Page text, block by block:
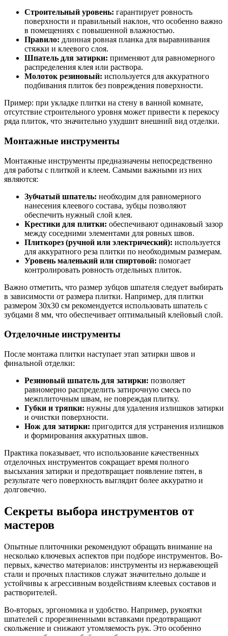
Строительный уровень: гарантирует ровность
поверхности и правильный наклон, что особенно важно
в помещениях с повышенной влажностью.
Правило: длинная ровная планка для выравнивания
стяжки и клеевого слоя.
Шпатель для затирки: применяют для равномерного
распределения клея или раствора.
Молоток резиновый: используется для аккуратного
подбивания плиток без повреждения поверхности.
Пример: при укладке плитки на стену в ванной комнате,
отсутствие строительного уровня может привести к перекосу
ряда плиток, что значительно ухудшит внешний вид отделки.
Монтажные инструменты
Монтажные инструменты предназначены непосредственно
для работы с плиткой и клеем. Самыми важными из них
являются:
Зубчатый шпатель: необходим для равномерного
нанесения клеевого состава, зубцы позволяют
обеспечить нужный слой клея.
Крестики для плитки: обеспечивают одинаковый зазор
между соседними элементами для ровных швов.
Плиткорез (ручной или электрический): используется
для аккуратного реза плитки по необходимым размерам.
Уровень маленький или спиртовой: помогает
контролировать ровность отдельных плиток.
Важно отметить, что размер зубцов шпателя следует выбирать
в зависимости от размера плитки. Например, для плитки
размером 30х30 см рекомендуется использовать шпатель с
зубцами 8 мм, что обеспечивает оптимальный клейовый слой.
Отделочные инструменты
После монтажа плитки наступает этап затирки швов и
финальной отделки:
Резиновый шпатель для затирки: позволяет
равномерно распределить затирочную смесь по
межплиточным швам, не повреждая плитку.
Губки и тряпки: нужны для удаления излишков затирки
и очистки поверхности.
Нож для затирки: пригодится для устранения излишков
и формирования аккуратных швов.
Практика показывает, что использование качественных
отделочных инструментов сокращает время полного
высыхания затирки и предотвращает появление пятен, в
результате чего поверхность выглядит более аккуратно и
долговечно.
Секреты выбора инструментов от
мастеров
Опытные плиточники рекомендуют обращать внимание на
несколько ключевых аспектов при подборе инструментов. Во-
первых, качество материалов: инструменты из нержавеющей
стали и прочных пластиков служат значительно дольше и
устойчивы к агрессивным воздействиям клеевых составов и
растворителей.
Во-вторых, эргономика и удобство. Например, рукоятки
шпателей с прорезиненными вставками предотвращают
скольжение и снижают утомляемость рук. Это особенно